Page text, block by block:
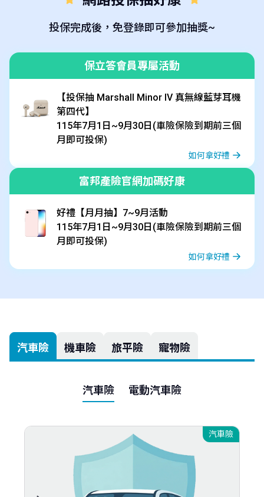
投保完成後，免登錄即可參加抽獎~
保立答會員專屬活動
【投保抽 Marshall Minor IV 真無線藍芽耳機
第四代】
115年7月1日~9月30日(車險保險到期前三個
月即可投保)
如何拿好禮
富邦產險官網加碼好康
好禮【月月抽】7~9月活動
115年7月1日~9月30日(車險保險到期前三個
月即可投保)
如何拿好禮
汽車險 機車險 旅平險 寵物險
汽車險 電動汽車險
汽車險